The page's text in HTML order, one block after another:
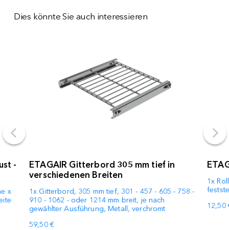
Dies könnte Sie auch interessieren
-
x
ETAGAIR Gitterbord 305 mm tief in
verschiedenen Breiten
1x Gitterbord, 305 mm tief, 301 - 457 - 605 - 758 -
910 - 1062 - oder 1214 mm breit, je nach
gewählter Ausführung, Metall, verchromt
59,50 €
1x
12,50